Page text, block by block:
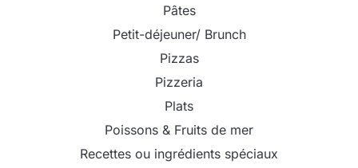
Pâtes
Petit-déjeuner/ Brunch
Pizzas
Pizzeria
Plats
Poissons & Fruits de mer
Recettes ou ingrédients spéciaux